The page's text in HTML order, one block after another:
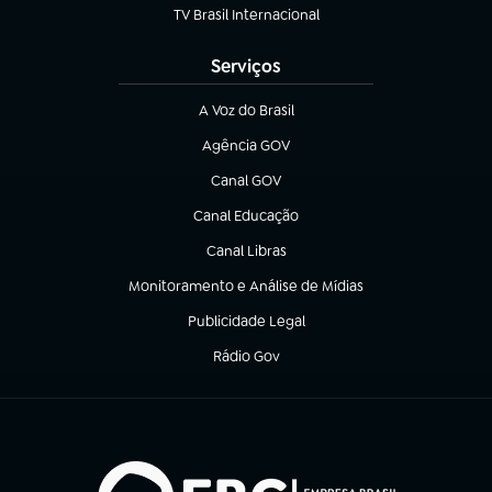
TV Brasil Internacional
(abre em nova aba)
Serviços
A Voz do Brasil
(abre em nova aba)
Agência GOV
(abre em nova aba)
Canal GOV
(abre em nova aba)
Canal Educação
(abre em nova aba)
Canal Libras
(abre em nova aba)
Monitoramento e Análise de Mídias
(abre em nova aba)
Publicidade Legal
(abre em nova aba)
Rádio Gov
(abre em nova aba)